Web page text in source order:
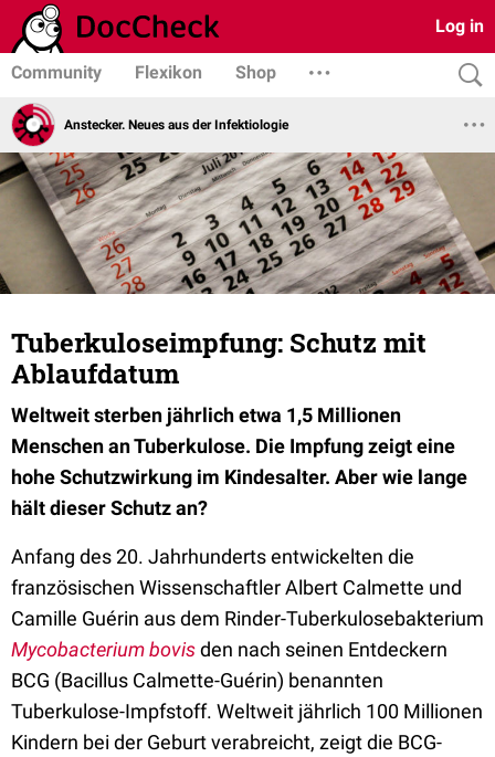
Log in
Community Flexikon Shop
Anstecker. Neues aus der Infektiologie
Tuberkuloseimpfung: Schutz mit
Ablaufdatum
Weltweit sterben jährlich etwa 1,5 Millionen
Menschen an Tuberkulose. Die Impfung zeigt eine
hohe Schutzwirkung im Kindesalter. Aber wie lange
hält dieser Schutz an?
Anfang des 20. Jahrhunderts entwickelten die
französischen Wissenschaftler Albert Calmette und
Camille Guérin aus dem Rinder-Tuberkulosebakterium
Mycobacterium bovisden nach seinen Entdeckern
BCG (Bacillus Calmette-Guérin) benannten
Tuberkulose-Impfstoff. Weltweit jährlich 100 Millionen
Kindern bei der Geburt verabreicht, zeigt die BCG-